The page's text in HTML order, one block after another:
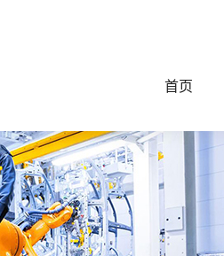
首页
美国UL认证电缆
加拿大CUL认证电缆